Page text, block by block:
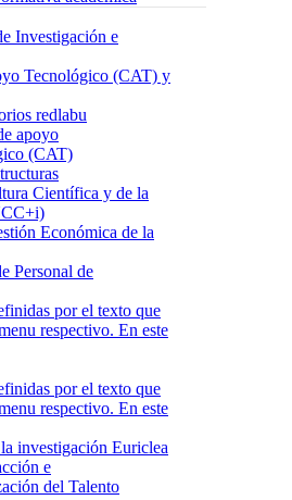
Investigación e
Tecnológico (CAT) y
redlabu
apoyo
(CAT)
Científica y de la
Económica de la
Personal de
investigación Euriclea
e
del Talento